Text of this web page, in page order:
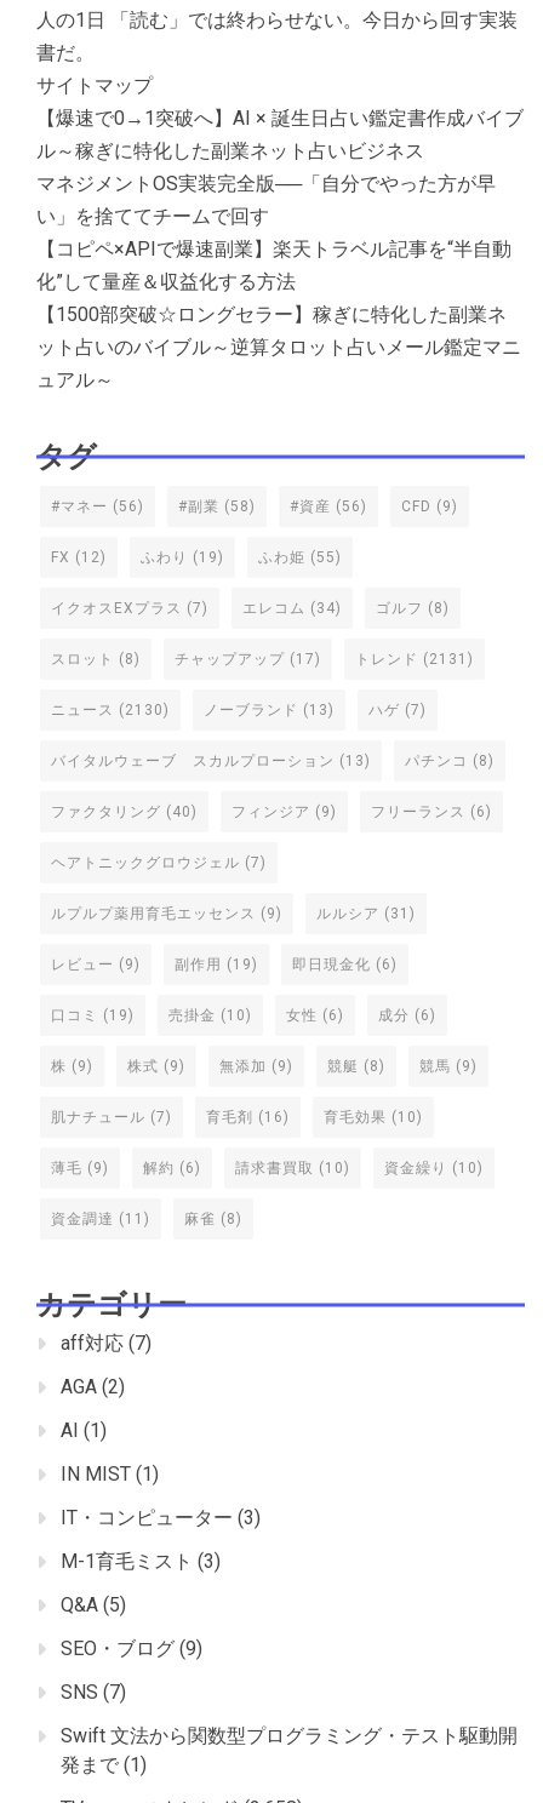
人の1日 「読む」では終わらせない。今日から回す実装
書だ。
サイトマップ
【爆速で0→1突破へ】AI × 誕生日占い鑑定書作成バイブ
ル～稼ぎに特化した副業ネット占いビジネス
マネジメントOS実装完全版──「自分でやった方が早
い」を捨ててチームで回す
【コピペ×APIで爆速副業】楽天トラベル記事を“半自動
化”して量産＆収益化する方法
【1500部突破☆ロングセラー】稼ぎに特化した副業ネ
ット占いのバイブル～逆算タロット占いメール鑑定マニ
ュアル～
タグ
#マネー (56) #副業 (58) #資産 (56) CFD (9)
FX (12) ふわり (19) ふわ姫 (55)
イクオスEXプラス (7) エレコム (34) ゴルフ (8)
スロット (8) チャップアップ (17) トレンド (2131)
ニュース (2130) ノーブランド (13) ハゲ (7)
バイタルウェーブ スカルプローション (13) パチンコ (8)
ファクタリング (40) フィンジア (9) フリーランス (6)
ヘアトニックグロウジェル (7)
ルプルプ薬用育毛エッセンス (9) ルルシア (31)
レビュー (9) 副作用 (19) 即日現金化 (6)
口コミ (19) 売掛金 (10) 女性 (6) 成分 (6)
株 (9) 株式 (9) 無添加 (9) 競艇 (8) 競馬 (9)
肌ナチュール (7) 育毛剤 (16) 育毛効果 (10)
薄毛 (9) 解約 (6) 請求書買取 (10) 資金繰り (10)
資金調達 (11) 麻雀 (8)
カテゴリー
aff対応 (7)
AGA (2)
AI (1)
IN MIST (1)
IT・コンピューター (3)
M-1育毛ミスト (3)
Q&A (5)
SEO・ブログ (9)
SNS (7)
Swift 文法から関数型プログラミング・テスト駆動開
発まで (1)